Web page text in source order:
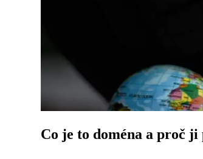
Co je to doména a proč